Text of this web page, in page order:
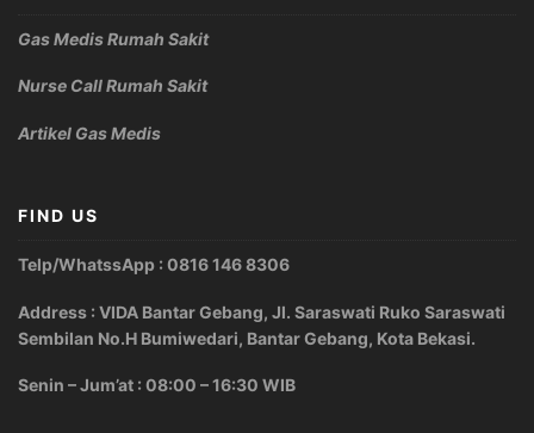
Gas Medis Rumah Sakit
Nurse Call Rumah Sakit
Artikel Gas Medis
FIND US
Telp/WhatssApp : 0816 146 8306
Address : VIDA Bantar Gebang, Jl. Saraswati Ruko Saraswati
Sembilan No.H Bumiwedari, Bantar Gebang, Kota Bekasi.
Senin – Jum’at : 08:00 – 16:30 WIB